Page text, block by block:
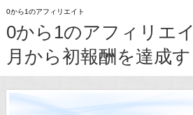
0から1のアフィリエイト
0から1のアフィリエ
月から初報酬を達成